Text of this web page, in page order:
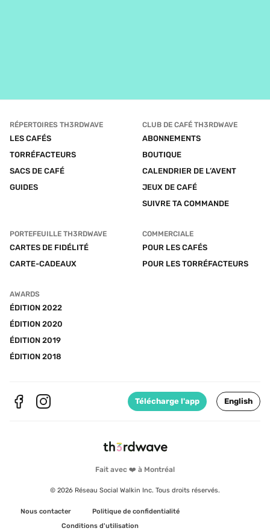
Fait avec ❤️ à Montréal
© 2026 Réseau Social Walkin Inc. Tous droits réservés.
Nous contacter
Politique de confidentialité
Conditions d'utilisation
RÉPERTOIRES TH3RDWAVE
LES CAFÉS
TORRÉFACTEURS
SACS DE CAFÉ
GUIDES
CLUB DE CAFÉ TH3RDWAVE
ABONNEMENTS
BOUTIQUE
CALENDRIER DE L’AVENT
JEUX DE CAFÉ
SUIVRE TA COMMANDE
PORTEFEUILLE TH3RDWAVE
CARTES DE FIDÉLITÉ
CARTE-CADEAUX
COMMERCIALE
POUR LES CAFÉS
POUR LES TORRÉFACTEURS
AWARDS
ÉDITION 2022
ÉDITION 2020
ÉDITION 2019
ÉDITION 2018
Télécharge l'app English